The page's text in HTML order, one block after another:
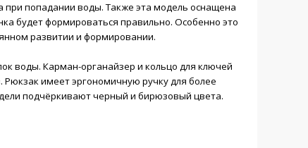
при попадании воды. Также эта модель оснащена
будет формироваться правильно. Особенно это
развитии и формировании.
воды. Карман-органайзер и кольцо для ключей
имеет эргономичную ручку для более
подчёркивают черный и бирюзовый цвета.